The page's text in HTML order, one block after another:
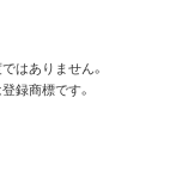
はありません。
録商標です。